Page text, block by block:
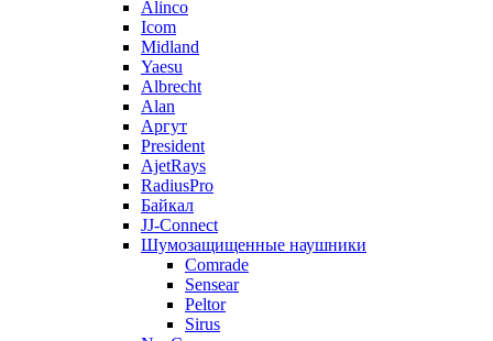
Alinco
Icom
Midland
Yaesu
Albrecht
Alan
Аргут
President
AjetRays
RadiusPro
Байкал
JJ-Connect
Шумозащищенные наушники
Comrade
Sensear
Peltor
Sirus